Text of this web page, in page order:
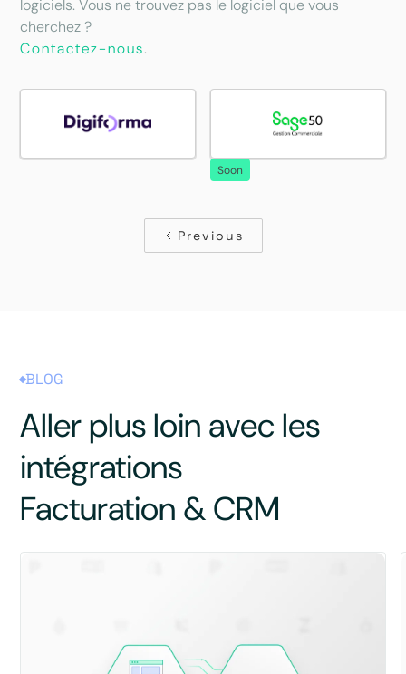
logiciels. Vous ne trouvez pas le logiciel que vous
cherchez ?
Contactez-nous.
Soon
Previous
BLOG
Aller plus loin avec les
intégrations
Facturation & CRM